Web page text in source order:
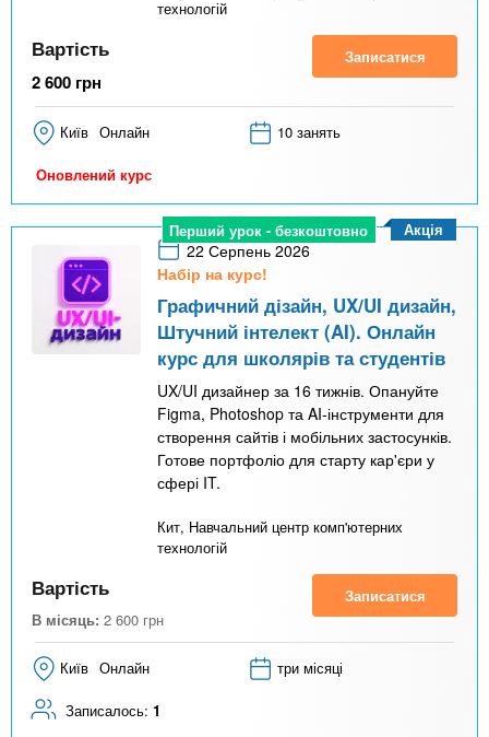
технологій
Вартість
2 600 грн
Записатися
Київ Онлайн 10 занять
Оновлений курс
Перший урок - безкоштовно
22 Серпень 2026
Набір на курс!
Графичний дізайн, UX/UI дизайн,
Штучний інтелект (AI). Онлайн
курс для школярів та студентів
UX/UI дизайнер за 16 тижнів. Опануйте
Figma, Photoshop та AI-інструменти для
створення сайтів і мобільних застосунків.
Готове портфоліо для старту кар'єри у
сфері IT.
Кит, Навчальний центр комп'ютерних
технологій
Акція
Вартість
В місяць: 2 600 грн
Записатися
Київ Онлайн три місяці
Записалось: 1